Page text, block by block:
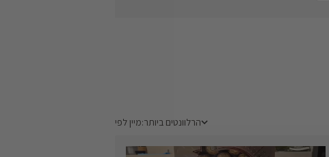
מיין לפי
מיין לפי:הרלוונטים ביותר